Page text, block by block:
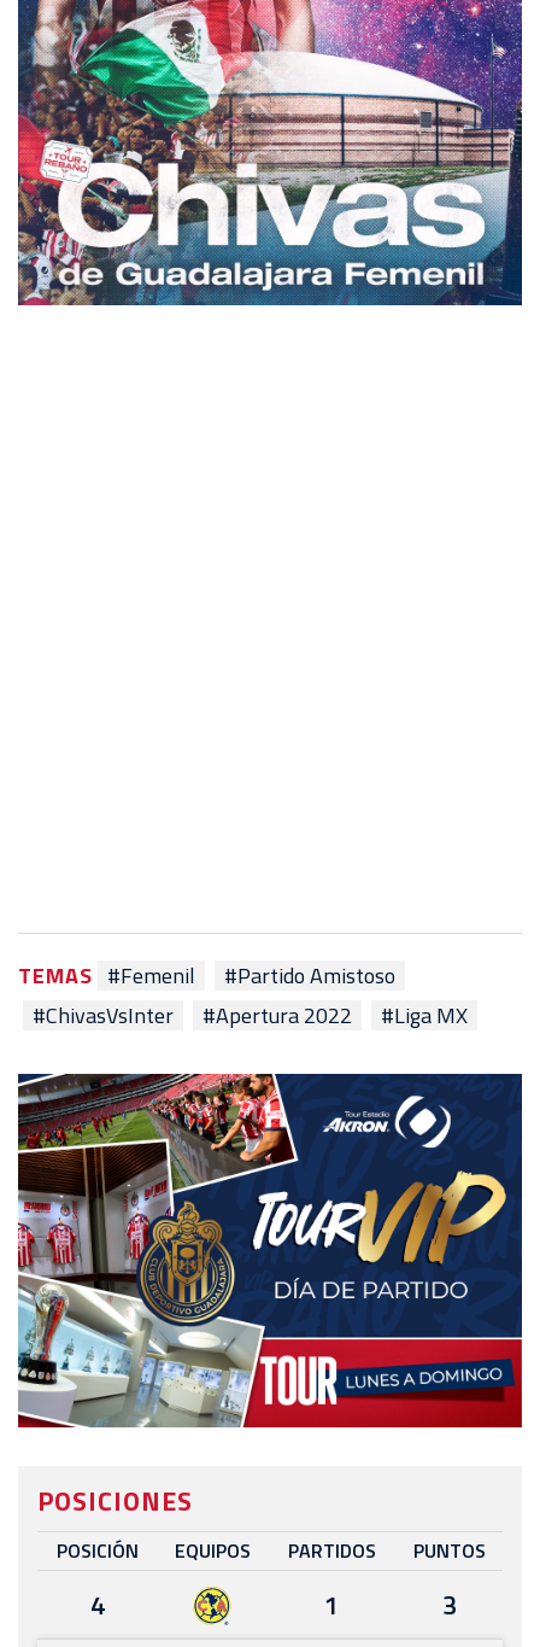
TEMAS #Femenil
#Partido Amistoso
#ChivasVsInter
#Apertura 2022 #Liga MX
POSICIONES
POSICIÓN EQUIPOS PARTIDOS PUNTOS
4 1
3